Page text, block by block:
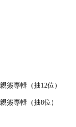
簽專輯（抽12位）
簽專輯（抽8位）